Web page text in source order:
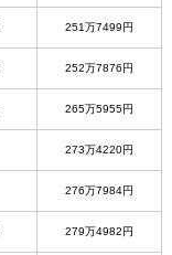
251万7499円
252万7876円
265万5955円
273万4220円
276万7984円
279万4982円